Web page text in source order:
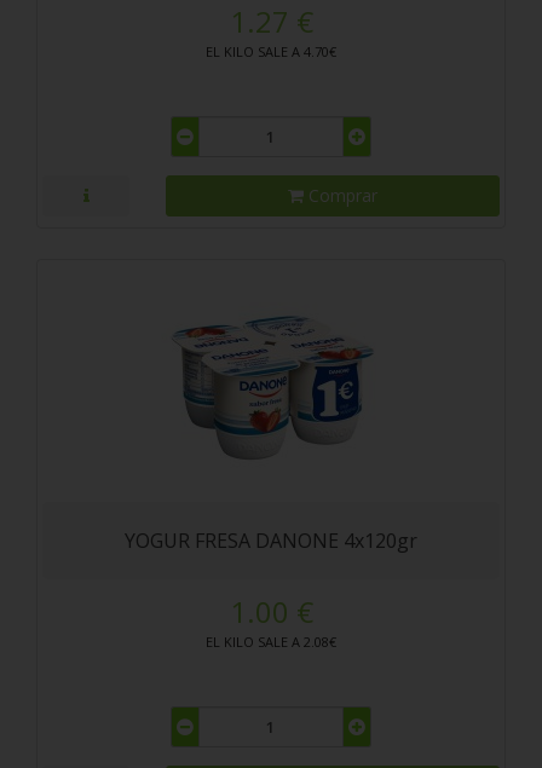
1.27 €
EL KILO SALE A 4.70€
Comprar
YOGUR FRESA DANONE 4x120gr
1.00 €
EL KILO SALE A 2.08€